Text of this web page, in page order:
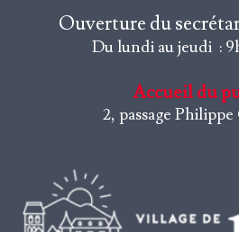
Ouverture du
Du lundi au jeudi :
Accueil du
2, passage